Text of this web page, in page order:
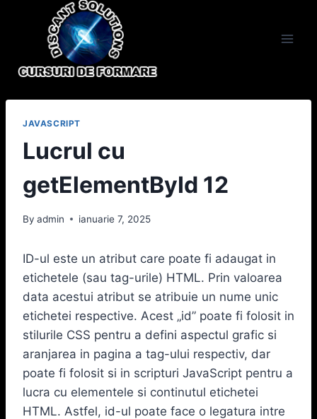
JAVASCRIPT
Lucrul cu
getElementById 12
By admin ianuarie 7, 2025
ID-ul este un atribut care poate fi adaugat in
etichetele (sau tag-urile) HTML. Prin valoarea
data acestui atribut se atribuie un nume unic
etichetei respective. Acest „id” poate fi folosit in
stilurile CSS pentru a defini aspectul grafic si
aranjarea in pagina a tag-ului respectiv, dar
poate fi folosit si in scripturi JavaScript pentru a
lucra cu elementele si continutul etichetei
HTML. Astfel, id-ul poate face o legatura intre